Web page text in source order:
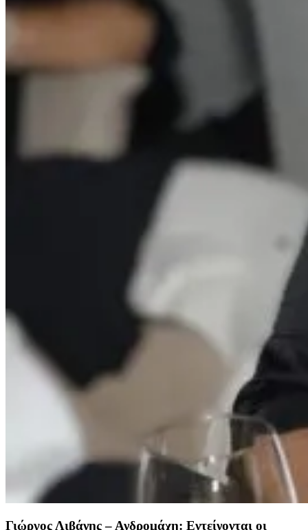
Γιώργος Λιβάνης – Ανδρομάχη: Εντείνονται οι